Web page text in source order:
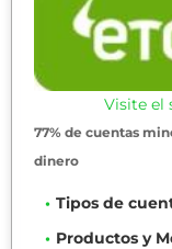
Visite el
77% de cuentas
dinero
Tipos de
Productos y